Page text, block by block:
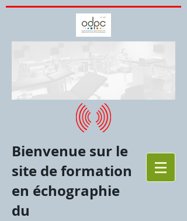
Bienvenue sur le
site de formation
en échographie
du